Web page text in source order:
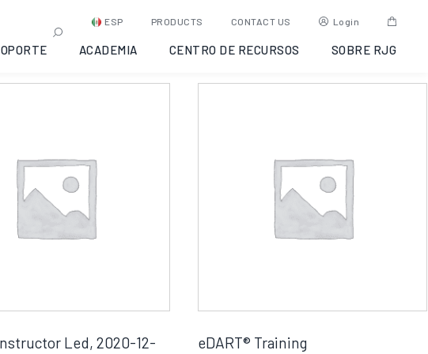
ESP PRODUCTS CONTACT US Login
ACADEMIA CENTRO DE RECURSOS SOBRE RJG
Led, 2020-12-
eDART® Training